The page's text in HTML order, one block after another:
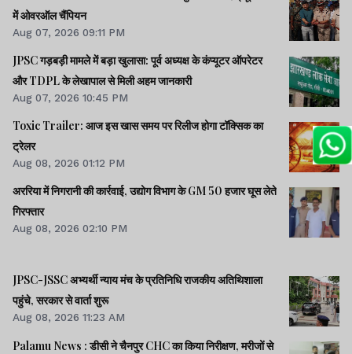
में ओवरऑल चैंपियन
Aug 07, 2026 09:11 PM
JPSC गड़बड़ी मामले में बड़ा खुलासा: पूर्व अध्यक्ष के कंप्यूटर ऑपरेटर
और TDPL के लेखापाल से मिली अहम जानकारी
Aug 07, 2026 10:45 PM
Toxic Trailer: आज इस खास समय पर रिलीज होगा टॉक्सिक का
ट्रेलर
Aug 08, 2026 01:12 PM
अररिया में निगरानी की कार्रवाई, उद्योग विभाग के GM 50 हजार घूस लेते
गिरफ्तार
Aug 08, 2026 02:10 PM
JPSC-JSSC अभ्यर्थी न्याय मंच के प्रतिनिधि राजकीय अतिथिशाला
पहुंचे, सरकार से वार्ता शुरू
Aug 08, 2026 11:23 AM
Palamu News : डीसी ने चैनपुर CHC का किया निरीक्षण, मरीजों से